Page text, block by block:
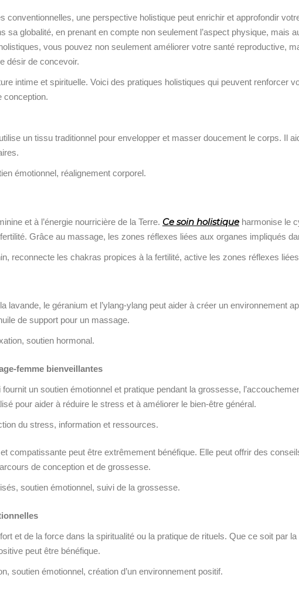
conventionnelles, une perspective holistique peut enrichir et approfondir
sa globalité, en prenant en compte non seulement l’aspect physique, mais
vous pouvez non seulement améliorer votre santé reproductive,
désir de concevoir.
intime et spirituelle. Voici des pratiques holistiques qui peuvent renforcer
conception.
un tissu traditionnel pour envelopper et masser doucement le corps. Il
émotionnel, réalignement corporel.
et à l’énergie nourricière de la Terre. Ce soin holistique harmonise le
Grâce au massage, les zones réflexes liées aux organes impliqués
reconnecte les chakras propices à la fertilité, active les zones réflexes
lavande, le géranium et l’ylang-ylang peut aider à créer un environnement
de support pour un massage.
soutien hormonal.
femme bienveillantes
un soutien émotionnel et pratique pendant la grossesse,
pour aider à réduire le stress et à améliorer le bien-être général.
du stress, information et ressources.
et compatissante peut être extrêmement bénéfique. Elle peut offrir des
de conception et de grossesse.
soutien émotionnel, suivi de la grossesse.
et de la force dans la spiritualité ou la pratique de rituels. Que ce soit par
peut être bénéfique.
soutien émotionnel, création d’un environnement positif.